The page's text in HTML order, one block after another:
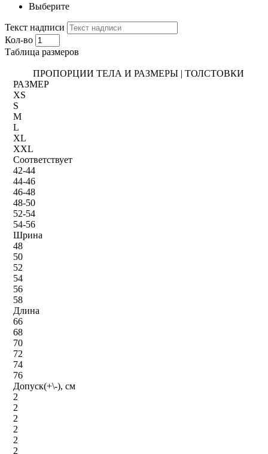
Выберите
Текст надписи
Кол-во
Таблица размеров
ПРОПОРЦИИ ТЕЛА И РАЗМЕРЫ | ТОЛСТОВКИ
РАЗМЕР
XS
S
M
L
XL
XXL
Соответствует
42-44
44-46
46-48
48-50
52-54
54-56
Шрина
48
50
52
54
56
58
Длина
66
68
70
72
74
76
Допуск(+\-), см
2
2
2
2
2
2